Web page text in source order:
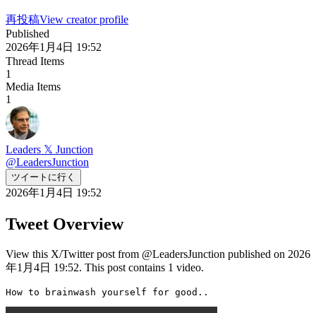
再投稿View creator profile
Published
2026年1月4日 19:52
Thread Items
1
Media Items
1
Leaders 𝕏 Junction
@LeadersJunction
ツイートに行く
2026年1月4日 19:52
Tweet Overview
View this X/Twitter post from @LeadersJunction published on 2026
年1月4日 19:52. This post contains 1 video.
How to brainwash yourself for good..